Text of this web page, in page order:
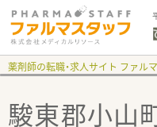
薬剤師の転職・求人サイト ファル
駿東郡小山